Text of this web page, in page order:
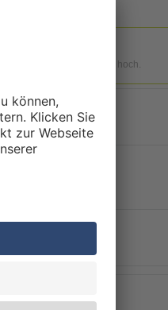
Ihre eigenen Druckdaten hoch.
Wünschen.